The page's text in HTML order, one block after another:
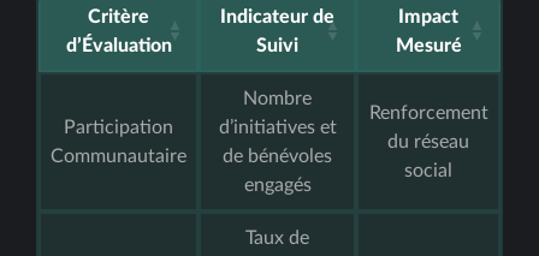
Critère
d’Évaluation
Indicateur de
Suivi
Impact
Mesuré
Participation
Communautaire
Nombre
d’initiatives et
de bénévoles
engagés
Renforcement
du réseau
social
Taux de